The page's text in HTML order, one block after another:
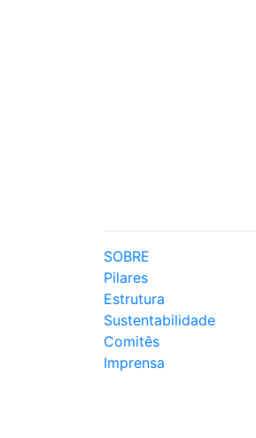
SOBRE
Pilares
Estrutura
Sustentabilidade
Comitês
Imprensa